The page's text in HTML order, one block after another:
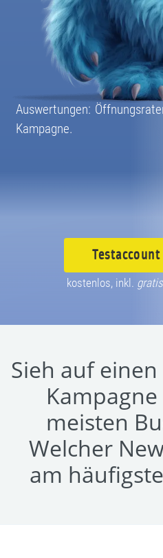
Auswertungen:
Kampagne.
Testaccount
kostenlos, inkl. gratis
Sieh auf
meisten
Welcher
am